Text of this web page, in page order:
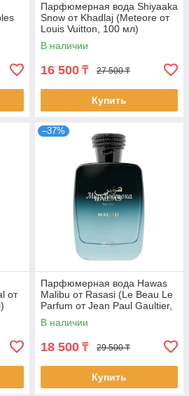
Парфюмерная вода Shiyaaka
Snow от Khadlaj (Meteore от
Louis Vuitton, 100 мл)
В наличии
16 500 ₸ 27 500 ₸
Купить
от
–37%
Парфюмерная вода Hawas
Malibu от Rasasi (Le Beau Le
Parfum от Jean Paul Gaultier,
100 мл)
В наличии
18 500 ₸ 29 500 ₸
Купить